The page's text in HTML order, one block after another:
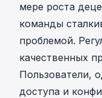
мере роста
команды
проблемой.
качественных
Пользователи,
доступа и